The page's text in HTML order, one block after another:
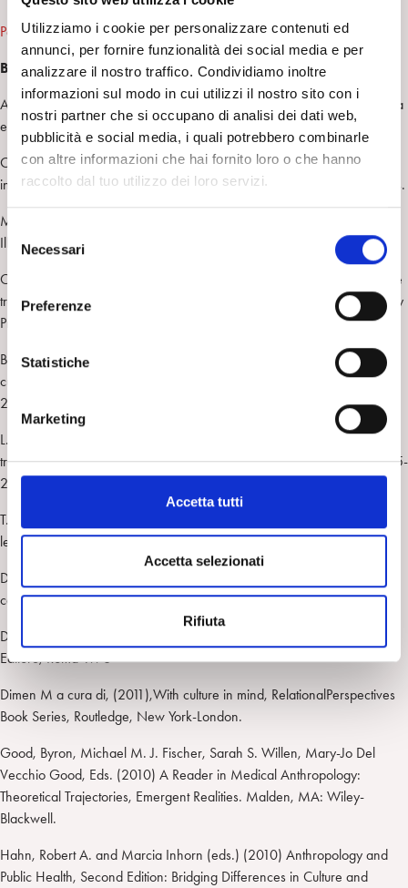
Utilizziamo i cookie per personalizzare contenuti ed
annunci, per fornire funzionalità dei social media e per
analizzare il nostro traffico. Condividiamo inoltre
informazioni sul modo in cui utilizzi il nostro sito con i
nostri partner che si occupano di analisi dei dati web,
pubblicità e social media, i quali potrebbero combinarle
con altre informazioni che hai fornito loro o che hanno
raccolto dal tuo utilizzo dei loro servizi.
S
l
e
o
e
e
c
n
e
n
Necessari
Preferenze
Statistiche
Marketing
Accetta tutti
Accetta selezionati
Rifiuta
Per una clinica interculturale
Bibliografia
Amati Mehler.J e all., (1990) La babele dell’inconscio, Raffaello Cortina
editore, Milano
Obeyesekere, G. (1990) The work of culture. Symbolic transformation
in psychoanalysis and anthropology. Chicago: Chicago University Press.
Mattingly C., Garro L. (Eds.), Narrative and the Cultural Construction of
Illness and Healing. Berkeley: University of California Press.
C. Pain, R. Laniux, & E. Vermetten (Eds.) (2010), The impact of early life
trauma on health and disease (pp. 234-241). UK: Cambridge University
Press.
B. Drozdek, & J. P. Wilson (Eds.) (2007), Voices of trauma across
cultures: Treatment of posttraumatic states in global perspective. (pp.
257-269). New York: Springer.
L. J. Kirmayer, R. Lemelson, & M. Barad (Eds.) (2007), Understanding
trauma: Integrating biological, clinical and cultural perspectives (pp. 275-
293). Boston: Cambridge University Press.
T. Baubet & M.-R. Moro (Eds.) (2003), Psychiatrie & migrations. Issy-
les-Moulineaux Cedex, France: Éditions Masson.
Devereux G,1(967),De l’angoisseà la method dans les sciences du
comportament,Champs essais.
Devereux G, (1973), Saggi di Etnopsichiatria generale, Armando
Editore, Roma 1978
Dimen M a cura di, (2011),With culture in mind, RelationalPerspectives
Book Series, Routledge, New York-London.
Good, Byron, Michael M. J. Fischer, Sarah S. Willen, Mary-Jo Del
Vecchio Good, Eds. (2010) A Reader in Medical Anthropology:
Theoretical Trajectories, Emergent Realities. Malden, MA: Wiley-
Blackwell.
Hahn, Robert A. and Marcia Inhorn (eds.) (2010) Anthropology and
Public Health, Second Edition: Bridging Differences in Culture and